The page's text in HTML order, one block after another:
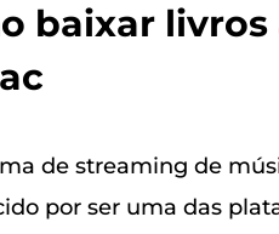
baixar
de streaming de
por ser uma das